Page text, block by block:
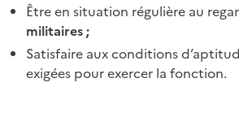
Être en situation régulière au
militaires ;
Satisfaire aux conditions
exigées pour exercer la fonction.